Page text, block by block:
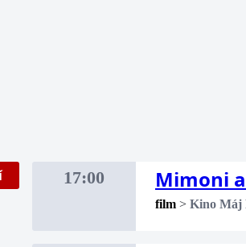
17:00 Mimoni
film > Kino Máj